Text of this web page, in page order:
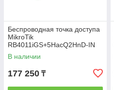
Беспроводная точка доступа
MikroTik
RB4011iGS+5HacQ2HnD-IN
В наличии
177 250 ₸